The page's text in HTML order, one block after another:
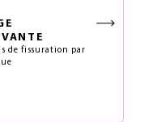
de fissuration par